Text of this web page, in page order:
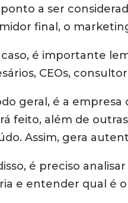
a ser
final, o
caso, é importante
CEOs,
geral, é a
feito, além de
Assim, gera
é preciso
e entender qual é